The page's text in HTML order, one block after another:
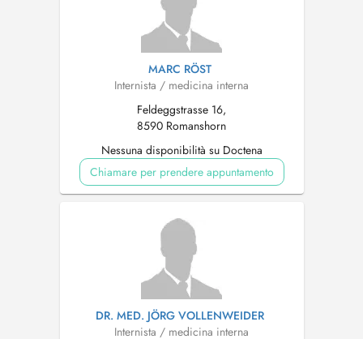
MARC RÖST
Internista / medicina interna
Feldeggstrasse 16,
8590 Romanshorn
Nessuna disponibilità su Doctena
Chiamare per prendere appuntamento
DR. MED. JÖRG VOLLENWEIDER
Internista / medicina interna